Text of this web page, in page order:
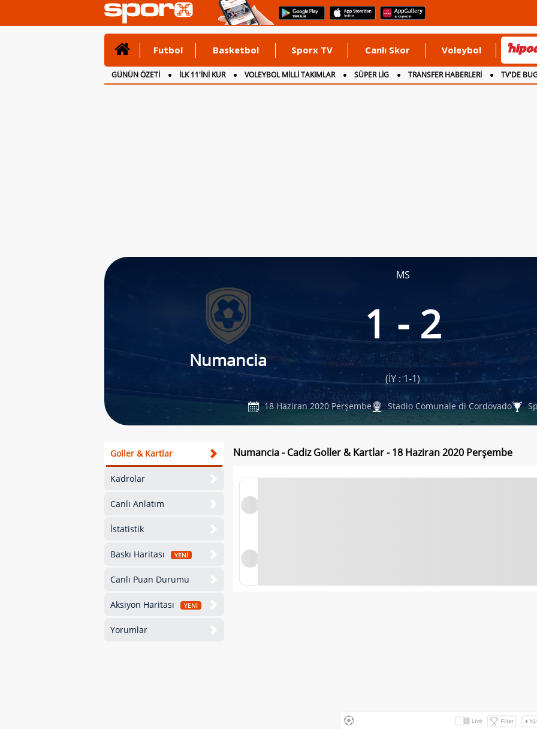
Futbol Basketbol Sporx TV Canlı Skor Voleybol
GÜNÜN ÖZETİ İLK 11'İNİ KUR VOLEYBOL MİLLİ TAKIMLAR SÜPER LİG TRANSFER HABERLERİ
TV'DE
CANLI ANLATIM
İNGİLTERE
MS
Numancia
1 - 2
(İY : 1-1)
18 Haziran 2020 Perşembe Stadio Comunale di Cordovado
Goller & Kartlar
Kadrolar
Canlı Anlatım
İstatistik
Baskı Haritası YENİ
Canlı Puan Durumu
Aksiyon Haritası YENİ
Yorumlar
Numancia - Cadiz Goller & Kartlar - 18 Haziran 2020 Perşembe